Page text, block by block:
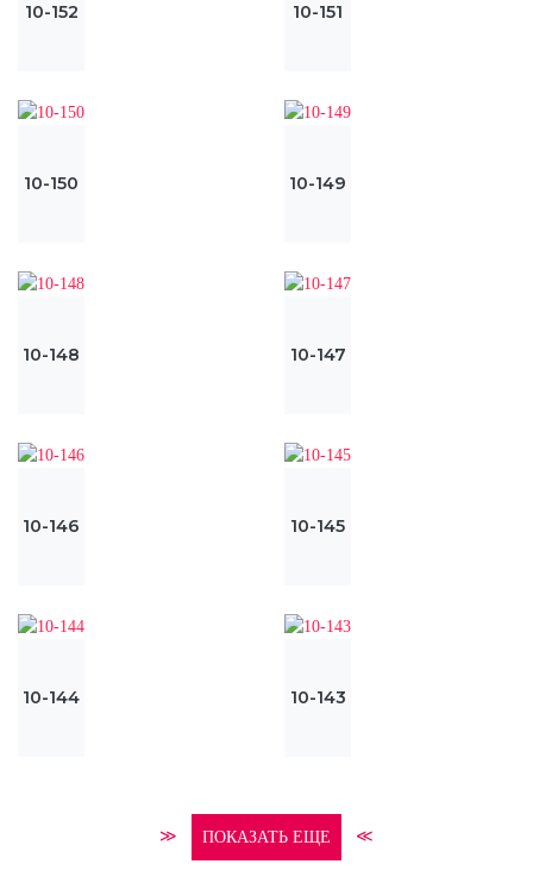
10-152 10-151
10-150 10-149
10-148 10-147
10-146 10-145
10-144 10-143
≫ ПОКАЗАТЬ ЕЩЕ ≪